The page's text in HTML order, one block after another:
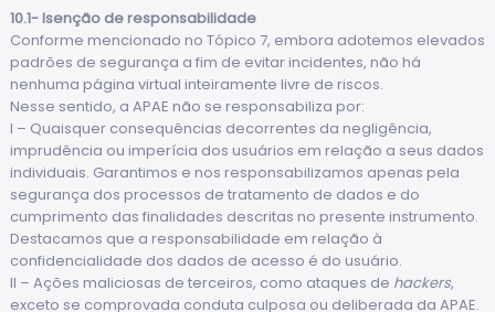
10.1- Isenção de responsabilidade
Conforme mencionado no Tópico 7, embora adotemos elevados
padrões de segurança a fim de evitar incidentes, não há
nenhuma página virtual inteiramente livre de riscos.
Nesse sentido, a APAE não se responsabiliza por:
I – Quaisquer consequências decorrentes da negligência,
imprudência ou imperícia dos usuários em relação a seus dados
individuais. Garantimos e nos responsabilizamos apenas pela
segurança dos processos de tratamento de dados e do
cumprimento das finalidades descritas no presente instrumento.
Destacamos que a responsabilidade em relação à
confidencialidade dos dados de acesso é do usuário.
II – Ações maliciosas de terceiros, como ataques de hackers,
exceto se comprovada conduta culposa ou deliberada da APAE.